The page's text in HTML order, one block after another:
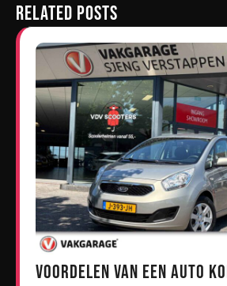
Related Posts
Voordelen van een Auto